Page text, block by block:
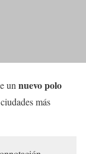
un nuevo polo
más